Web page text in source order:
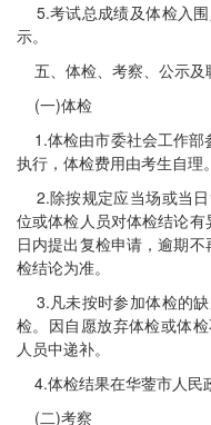
5.考试总成绩及体检入
示。
五、体检、考察、公示及
(一)体检
1.体检由市委社会工作部
执行，体检费用由考生自理。
2.除按规定应当场或当
位或体检人员对体检结论
日内提出复检申请，逾期
检结论为准。
3.凡未按时参加体检的
检。因自愿放弃体检或体
人员中递补。
4.体检结果在华蓥市人民
(二)考察